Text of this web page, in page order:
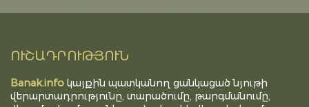
ՈՒՇԱԴՐՈՒԹՅՈՒՆ
Banak.info կայքին պատկանող ցանկացած նյութի
վերարտադրությունը, տարածումը, թարգմանումը,